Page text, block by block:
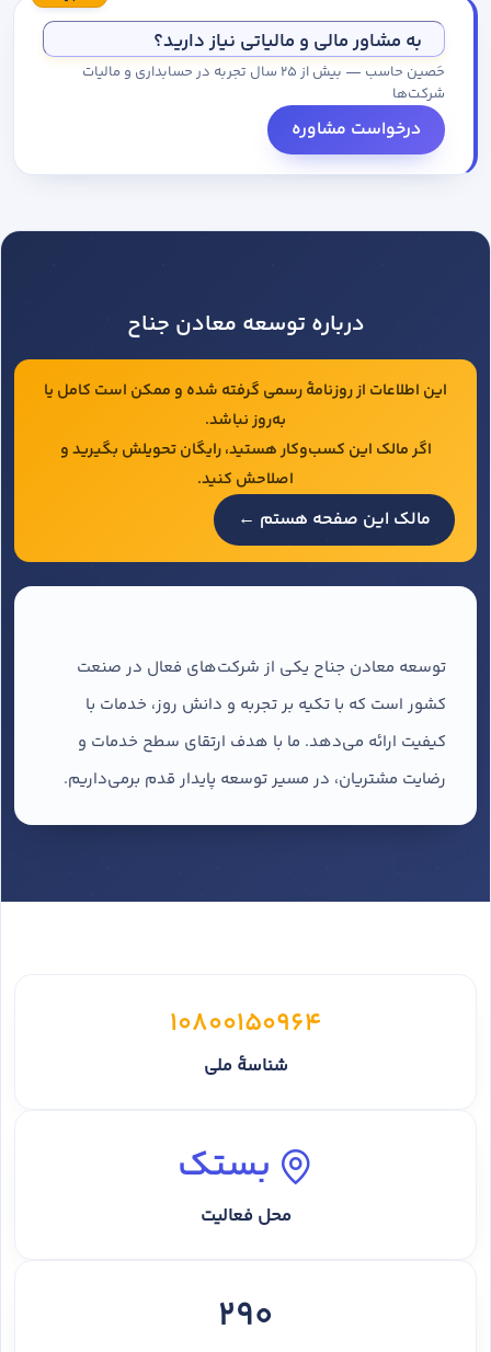
به مشاور مالی و مالیاتی نیاز دارید؟
حَصین حاسب — بیش از ۲۵ سال تجربه در حسابداری و مالیات
شرکت‌ها
درخواست مشاوره
درباره توسعه معادن جناح
این اطلاعات از روزنامهٔ رسمی گرفته شده و ممکن است کامل یا
به‌روز نباشد.
اگر مالک این کسب‌وکار هستید، رایگان تحویلش بگیرید و
اصلاحش کنید.
مالک این صفحه هستم ←
توسعه معادن جناح یکی از شرکت‌های فعال در صنعت
کشور است که با تکیه بر تجربه و دانش روز، خدمات با
کیفیت ارائه می‌دهد. ما با هدف ارتقای سطح خدمات و
رضایت مشتریان، در مسیر توسعه پایدار قدم برمی‌داریم.
10800150964
شناسهٔ ملی
بستک
محل فعالیت
290